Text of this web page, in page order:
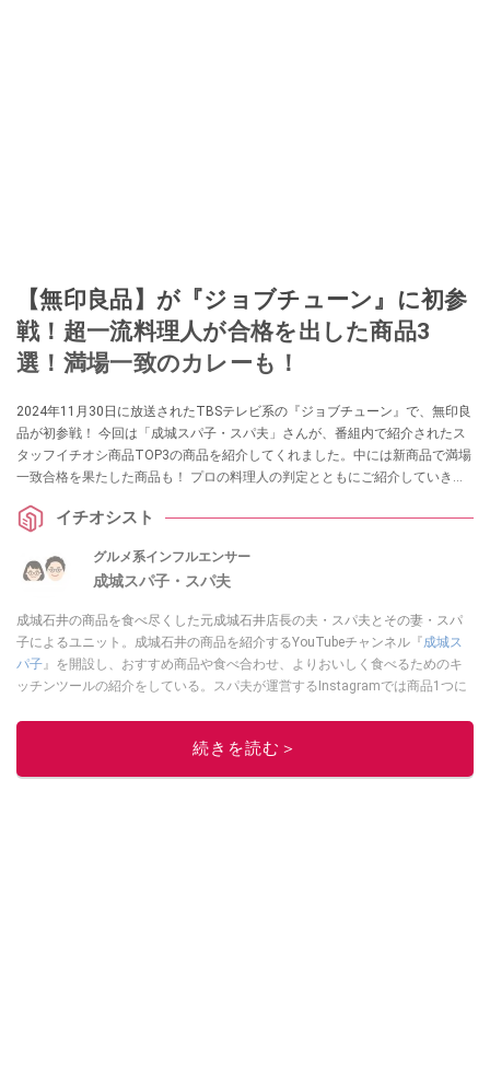
【無印良品】が『ジョブチューン』に初参
戦！超一流料理人が合格を出した商品3
選！満場一致のカレーも！
2024年11月30日に放送されたTBSテレビ系の『ジョブチューン』で、無印良
品が初参戦！ 今回は「成城スパ子・スパ夫」さんが、番組内で紹介されたス
タッフイチオシ商品TOP3の商品を紹介してくれました。中には新商品で満場
一致合格を果たした商品も！ プロの料理人の判定とともにご紹介していきま
イチオシスト
グルメ系インフルエンサー
成城スパ子・スパ夫
成城石井の商品を食べ尽くした元成城石井店長の夫・スパ夫とその妻・スパ
子によるユニット。成城石井の商品を紹介するYouTubeチャンネル『成城ス
パ子 』を開設し、おすすめ商品や食べ合わせ、よりおいしく食べるためのキ
ッチンツールの紹介をしている。スパ夫が運営するInstagramでは商品1つに
ィープな魅力を発信している。
続きを読む＞